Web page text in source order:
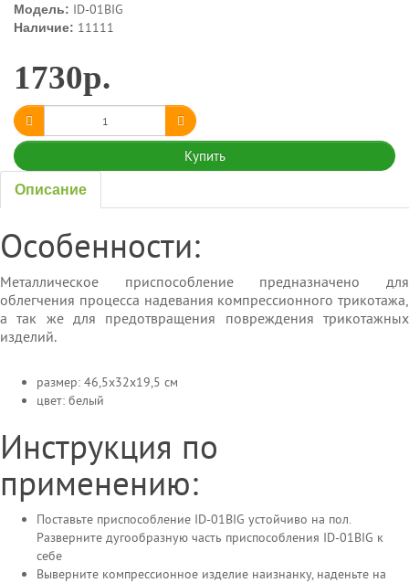
Модель: ID-01BIG
Наличие: 11111
1730р.
Купить
Описание
Особенности:
Металлическое приспособление предназначено для
облегчения процесса надевания компрессионного трикотажа,
а так же для предотвращения повреждения трикотажных
изделий.
размер: 46,5х32х19,5 см
цвет: белый
Инструкция по
применению:
Поставьте приспособление ID-01BIG устойчиво на пол.
Разверните дугообразную часть приспособления ID-01BIG к
себе
Выверните компрессионное изделие наизнанку, наденьте на